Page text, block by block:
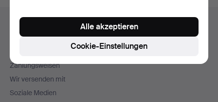
Fußzeilen-
Kontakt mit dem Support aufnehmen
Zahlungsweisen
Wir versenden mit
Soziale Medien
Cookie-Einstellungen
Alle akzeptieren